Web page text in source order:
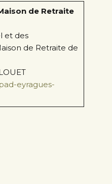
de Retraite
et des
de Retraite de
eyragues-